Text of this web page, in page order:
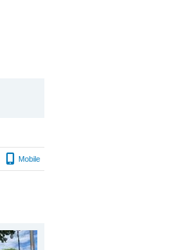
Mobile